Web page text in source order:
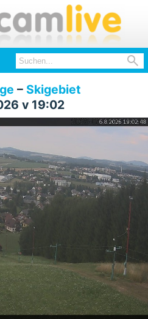

– Skigebiet
v 19:02